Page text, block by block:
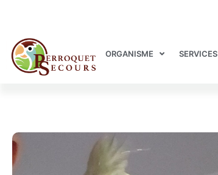
ORGANISME SERVICES